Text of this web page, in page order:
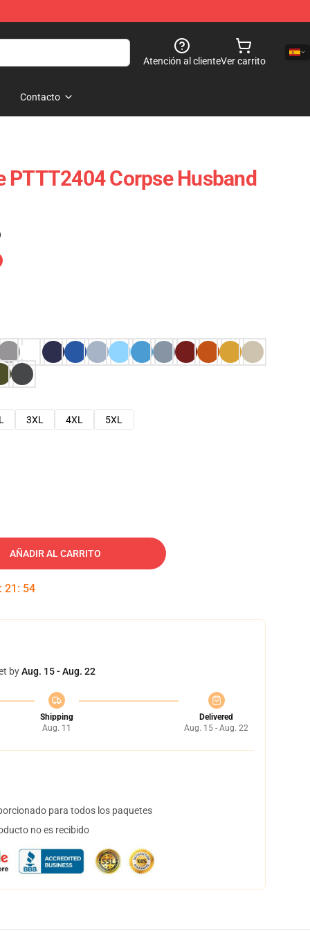
Atención al clienteVer carrito
Contacto
PTTT2404 Corpse Husband
3XL 4XL
5XL
AÑADIR AL CARRITO
: 21 : 53
byAug. 15 - Aug. 22
Shipping
Aug. 11
Delivered
Aug. 15 - Aug. 22
para todos los paquetes
no es recibido